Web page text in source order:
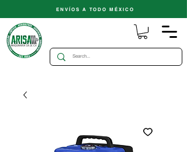
ENVÍOS A TODO MÉXICO